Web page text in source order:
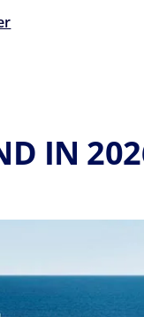
IN